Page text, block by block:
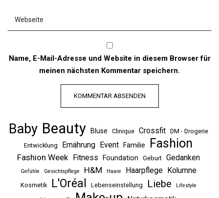
Name, E-Mail-Adresse und Website in diesem Browser für
meinen nächsten Kommentar speichern.
Baby Beauty Bluse Clinique Crossfit
DM - Drogerie
Entwicklung
Ernährung Event Familie Fashion
Fashion Week Fitness Foundation Geburt Gedanken
Gefühle Gesichtspflege H&M Haare Haarpflege Kolumne
Kosmetik L'Oréal Lebenseinstellung Liebe Lifestyle